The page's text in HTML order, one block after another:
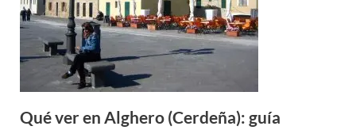
Qué ver en Alghero (Cerdeña): guía